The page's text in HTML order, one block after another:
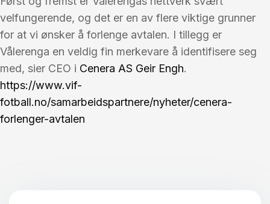
velfungerende, og det er en av flere viktige grunner
for at vi ønsker å forlenge avtalen. I tillegg er
Vålerenga en veldig fin merkevare å identifisere seg
med, sier CEO i Cenera AS Geir Engh.
https://www.vif-
fotball.no/samarbeidspartnere/nyheter/cenera-
forlenger-avtalen